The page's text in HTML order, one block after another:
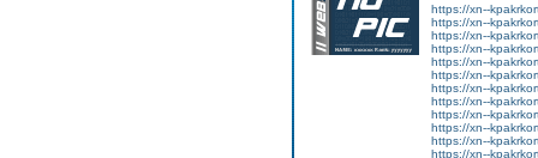
https://xn--
https://xn--
https://xn--
https://xn--
https://xn--
https://xn--
https://xn--
https://xn--
https://xn--
https://xn--
https://xn--
https://xn--